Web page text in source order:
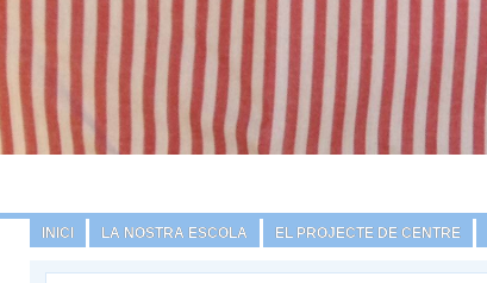
INICI LA NOSTRA ESCOLA EL PROJECTE DE CENTRE